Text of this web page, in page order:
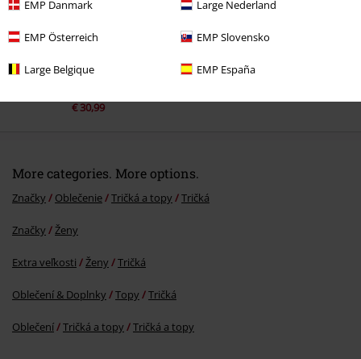
EMP Danmark Large Nederland
EMP Österreich EMP Slovensko
Large Belgique EMP España
€ 30,99
More categories. More options.
Značky Oblečenie Tričká a topy Tričká
Značky Ženy
Extra veľkosti Ženy Tričká
Oblečení & Doplnky Topy Tričká
Oblečení Tričká a topy Tričká a topy